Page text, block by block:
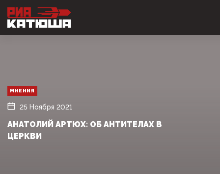
МНЕНИЯ
25 Ноября 2021
АНАТОЛИЙ АРТЮХ: ОБ АНТИТЕЛАХ В
ЦЕРКВИ